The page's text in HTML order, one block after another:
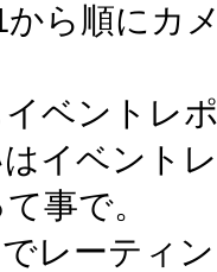
から順にカ
ベントレ
イベント
事で。
レーティ